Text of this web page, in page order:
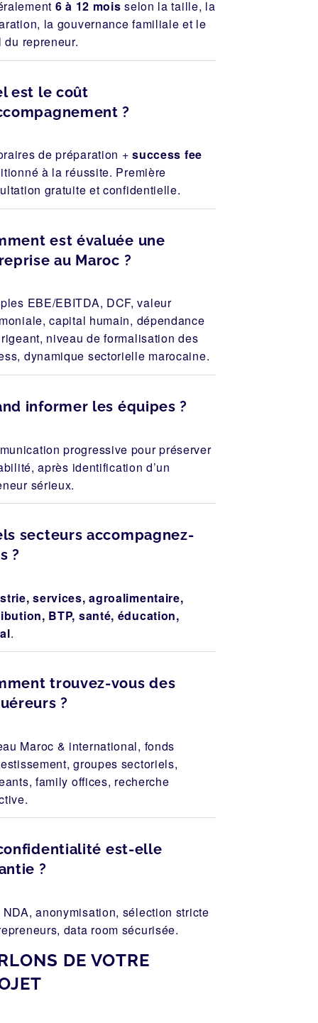
6 à 12 mois selon la taille, la
la gouvernance familiale et le
du repreneur.
est le coût
?
de préparation +success fee
à la réussite. Première
gratuite et confidentielle.
est évaluée une
au Maroc ?
EBE/EBITDA, DCF, valeur
capital humain, dépendance
niveau de formalisation des
dynamique sectorielle marocaine.
informer les équipes ?
progressive pour préserver
après identification d’un
sérieux.
secteurs accompagnez-
?
services, agroalimentaire,
BTP, santé, éducation,
.
trouvez-vous des
?
Maroc & international, fonds
groupes sectoriels,
family offices, recherche
est-elle
?
NDA, anonymisation, sélection stricte
data room sécurisée.
DE VOTRE